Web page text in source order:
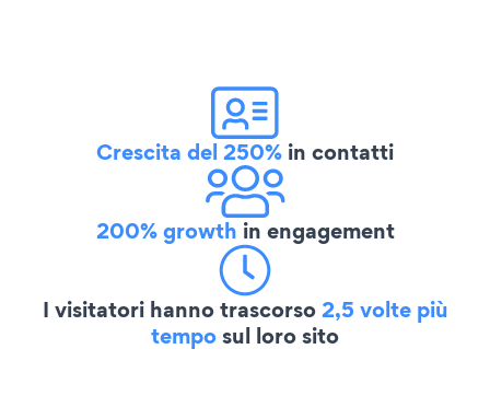
Crescita del 250% in contatti
200% growth in engagement
I visitatori hanno trascorso2,5 volte più
temposul loro sito